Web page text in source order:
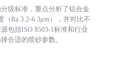
级标准，重点分析了铝合金
（Ra 3.2-6.3μm），并对比不
包括ISO 8503-1标准和行业
合适的喷砂参数。